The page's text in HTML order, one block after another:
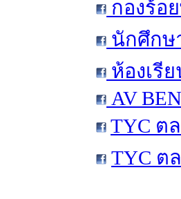
กองร้อ
นักศึกษ
ห้องเรี
AV
TYC ต
TYC ต